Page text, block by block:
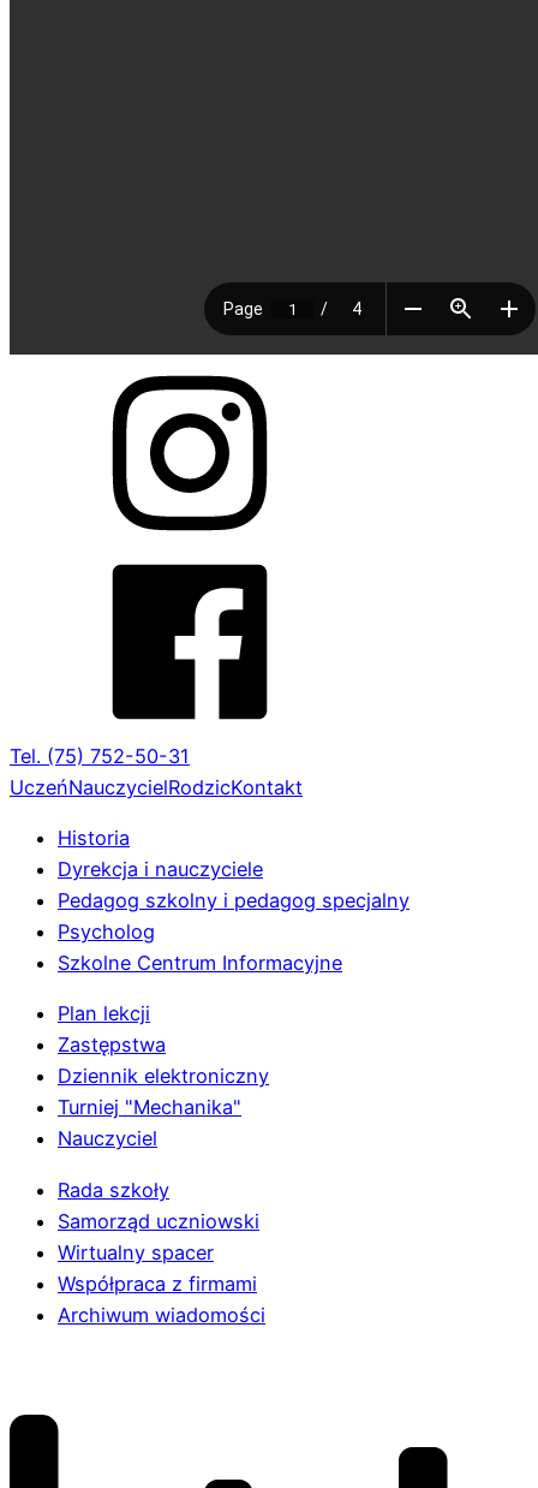
Tel. (75) 752-50-31
UczeńNauczycielRodzicKontakt
Historia
Dyrekcja i nauczyciele
Pedagog szkolny i pedagog specjalny
Psycholog
Szkolne Centrum Informacyjne
Plan lekcji
Zastępstwa
Dziennik elektroniczny
Turniej "Mechanika"
Nauczyciel
Rada szkoły
Samorząd uczniowski
Wirtualny spacer
Współpraca z firmami
Archiwum wiadomości